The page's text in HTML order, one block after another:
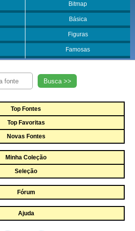
Bitmap
Básica
Figuras
Famosas
Busca >>
Top Fontes
Top Favoritas
Novas Fontes
Minha Coleção
Seleção
Fórum
Ajuda